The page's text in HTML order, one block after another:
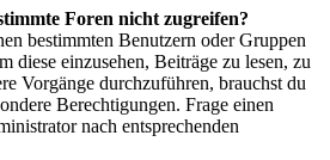
Foren nicht zugreifen?
bestimmten Benutzern oder Gruppen
diese einzusehen, Beiträge zu lesen, zu
Vorgänge durchzuführen, brauchst du
Berechtigungen. Frage einen
nach entsprechenden